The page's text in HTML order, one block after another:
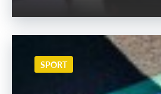
SPORT